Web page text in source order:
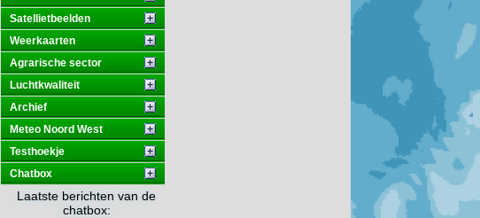
Satellietbeelden
Weerkaarten
Agrarische sector
Luchtkwaliteit
Archief
Meteo Noord West
Testhoekje
Chatbox
Laatste berichten van de
chatbox: